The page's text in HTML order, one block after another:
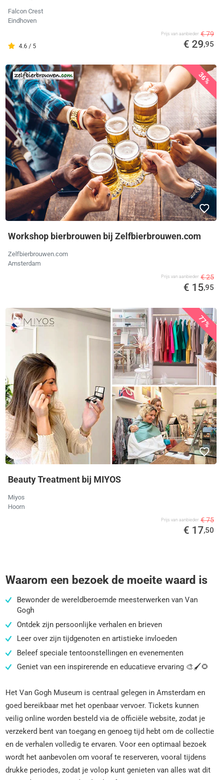
Falcon Crest
Eindhoven
4.6 / 5
Prijs van aanbieder € 79
€ 29,95
36%
Workshop bierbrouwen bij Zelfbierbrouwen.com
Zelfbierbrouwen.com
Amsterdam
Prijs van aanbieder € 25
€ 15,95
77%
Beauty Treatment bij MIYOS
Miyos
Hoorn
Prijs van aanbieder € 75
€ 17,50
Waarom een bezoek de moeite waard is
Bewonder de wereldberoemde meesterwerken van Van
Gogh
Ontdek zijn persoonlijke verhalen en brieven
Leer over zijn tijdgenoten en artistieke invloeden
Beleef speciale tentoonstellingen en evenementen
Geniet van een inspirerende en educatieve ervaring 🎨🖌️🌻
Het Van Gogh Museum is centraal gelegen in Amsterdam en
goed bereikbaar met het openbaar vervoer. Tickets kunnen
veilig online worden besteld via de officiële website, zodat je
verzekerd bent van toegang en genoeg tijd hebt om de collectie
en de verhalen volledig te ervaren. Voor een optimaal bezoek
wordt het aanbevolen om vooraf te reserveren, vooral tijdens
drukke periodes, zodat je volop kunt genieten van alles wat dit